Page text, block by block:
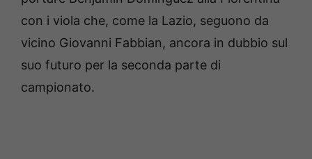
con i viola che, come la Lazio, seguono da
vicino Giovanni Fabbian, ancora in dubbio sul
suo futuro per la seconda parte di
campionato.